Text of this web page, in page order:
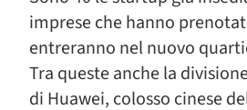
imprese che hanno
entreranno nel nuovo
Tra queste anche la
di Huawei, colosso cinese